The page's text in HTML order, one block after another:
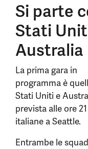
Si parte
Stati
Australia
La prima gara in
programma è
Stati Uniti e
prevista alle ore 21
italiane a Seattle.
Entrambe le